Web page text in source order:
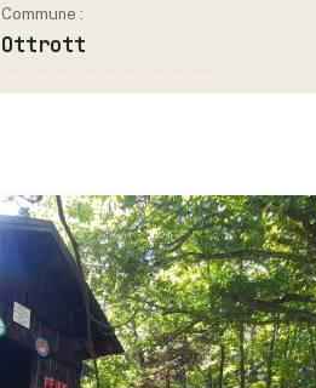
Commune :
Ottrott